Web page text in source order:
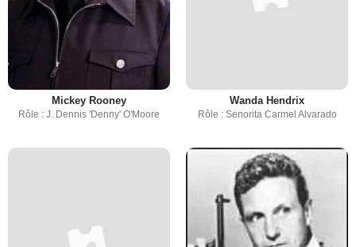
Mickey Rooney
Rôle : J. Dennis 'Denny' O'Moore
Wanda Hendrix
Rôle : Senorita Carmel Alvarado